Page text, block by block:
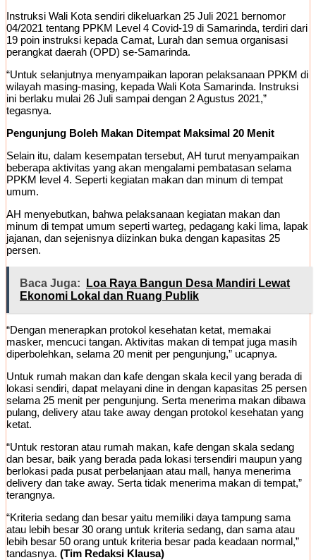
Instruksi Wali Kota sendiri dikeluarkan 25 Juli 2021 bernomor
04/2021 tentang PPKM Level 4 Covid-19 di Samarinda, terdiri dari
19 poin instruksi kepada Camat, Lurah dan semua organisasi
perangkat daerah (OPD) se-Samarinda.
“Untuk selanjutnya menyampaikan laporan pelaksanaan PPKM di
wilayah masing-masing, kepada Wali Kota Samarinda. Instruksi
ini berlaku mulai 26 Juli sampai dengan 2 Agustus 2021,”
tegasnya.
Pengunjung Boleh Makan Ditempat Maksimal 20 Menit
Selain itu, dalam kesempatan tersebut, AH turut menyampaikan
beberapa aktivitas yang akan mengalami pembatasan selama
PPKM level 4. Seperti kegiatan makan dan minum di tempat
umum.
AH menyebutkan, bahwa pelaksanaan kegiatan makan dan
minum di tempat umum seperti warteg, pedagang kaki lima, lapak
jajanan, dan sejenisnya diizinkan buka dengan kapasitas 25
persen.
Baca Juga:
Loa Raya Bangun Desa Mandiri Lewat
Ekonomi Lokal dan Ruang Publik
“Dengan menerapkan protokol kesehatan ketat, memakai
masker, mencuci tangan. Aktivitas makan di tempat juga masih
diperbolehkan, selama 20 menit per pengunjung,” ucapnya.
Untuk rumah makan dan kafe dengan skala kecil yang berada di
lokasi sendiri, dapat melayani dine in dengan kapasitas 25 persen
selama 25 menit per pengunjung. Serta menerima makan dibawa
pulang, delivery atau take away dengan protokol kesehatan yang
ketat.
“Untuk restoran atau rumah makan, kafe dengan skala sedang
dan besar, baik yang berada pada lokasi tersendiri maupun yang
berlokasi pada pusat perbelanjaan atau mall, hanya menerima
delivery dan take away. Serta tidak menerima makan di tempat,”
terangnya.
“Kriteria sedang dan besar yaitu memiliki daya tampung sama
atau lebih besar 30 orang untuk kriteria sedang, dan sama atau
lebih besar 50 orang untuk kriteria besar pada keadaan normal,”
tandasnya. (Tim Redaksi Klausa)